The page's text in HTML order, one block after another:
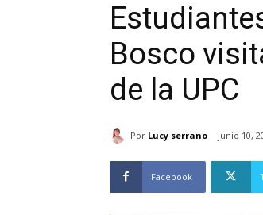
Bosco
de la UPC
Por Lucy serrano junio 10,
Facebook